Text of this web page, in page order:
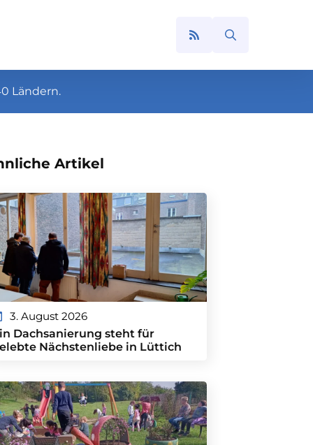
Ländern.
Artikel
3. August 2026
Dachsanierung steht für
Nächstenliebe in Lüttich